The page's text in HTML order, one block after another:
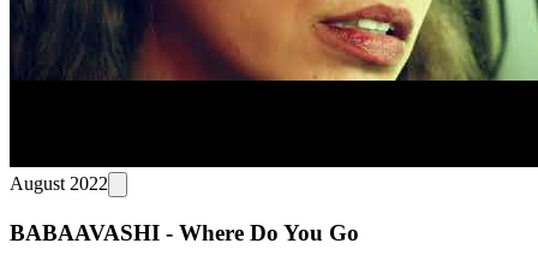
August 2022
BABAAVASHI - Where Do You Go